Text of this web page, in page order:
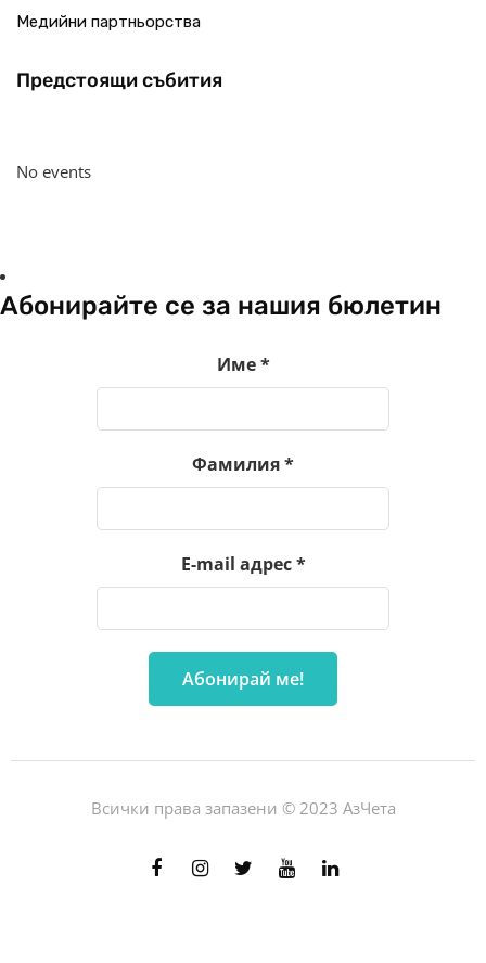
Медийни партньорства
Предстоящи събития
No events
Абонирайте се за нашия бюлетин
Име*
Фамилия*
E-mail адрес*
Всички права запазени © 2023 АзЧета